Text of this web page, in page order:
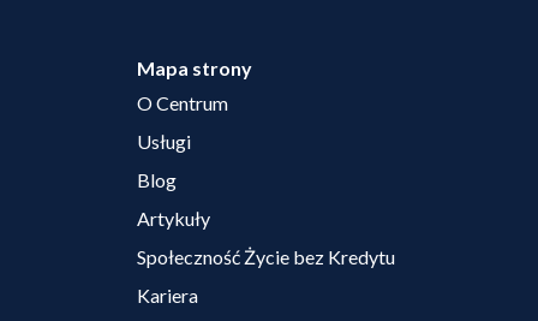
Mapa strony
O Centrum
Usługi
Blog
Artykuły
Społeczność Życie bez Kredytu
Kariera